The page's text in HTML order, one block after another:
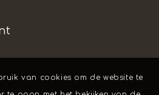
van cookies om de website te